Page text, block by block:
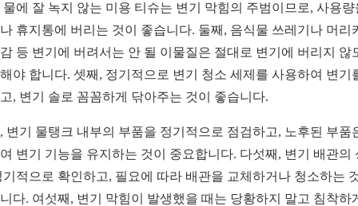
물에 잘 녹지 않는 미용 티슈는 변기 막힘의 주범이므로, 사용량
휴지통에 버리는 것이 좋습니다. 둘째, 음식물 쓰레기나 머리
등 변기에 버려서는 안 될 이물질은 절대로 변기에 버리지 않
야 합니다. 셋째, 정기적으로 변기 청소 세제를 사용하여 변기
, 변기 솔로 꼼꼼하게 닦아주는 것이 좋습니다.
변기 물탱크 내부의 부품을 정기적으로 점검하고, 노후된 부품
변기 기능을 유지하는 것이 중요합니다. 다섯째, 변기 배관의
기적으로 확인하고, 필요에 따라 배관을 교체하거나 청소하는
다. 여섯째, 변기 막힘이 발생했을 때는 당황하지 말고 침착하